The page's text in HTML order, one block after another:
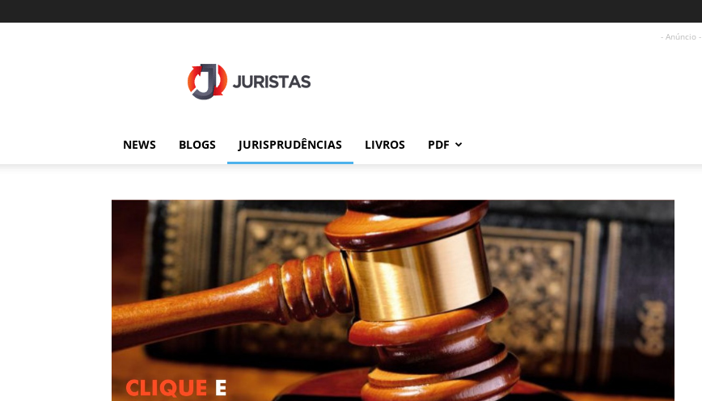
- Anúncio -
NEWS BLOGS JURISPRUDÊNCIAS LIVROS PDF